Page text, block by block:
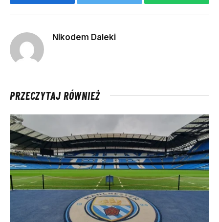
Facebook Twitter WhatsApp
Nikodem Daleki
PRZECZYTAJ RÓWNIEŻ